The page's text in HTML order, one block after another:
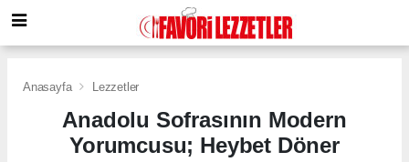
Anasayfa Lezzetler
Anadolu Sofrasının Modern
Yorumcusu; Heybet Döner